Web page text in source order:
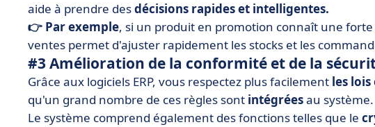
aide à prendre desdécisions rapides et intelligentes.
👉 Par exemple, si un produit en promotion connaît une
ventes permet d'ajuster rapidement les stocks et les
#3 Amélioration de la conformité et de la
Grâce aux logiciels ERP, vous respectez plus facilement les
qu'un grand nombre de ces règles sont intégréesau système.
Le système comprend également des fonctions telles que le